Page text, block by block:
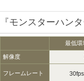
『モンスターハン
最低環
解像度
フレームレート 30fps